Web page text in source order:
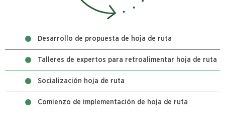
Desarrollo de propuesta de hoja de ruta
Talleres de expertos para retroalimentar hoja de ruta
Socialización hoja de ruta
Comienzo de implementación de hoja de ruta